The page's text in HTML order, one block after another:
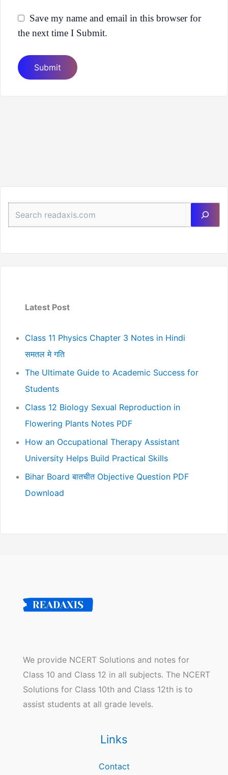
Save my name and email in this browser for
the next time I Submit.
Latest Post
Class 11 Physics Chapter 3 Notes in Hindi
समतल मे गति
The Ultimate Guide to Academic Success for
Students
Class 12 Biology Sexual Reproduction in
Flowering Plants Notes PDF
How an Occupational Therapy Assistant
University Helps Build Practical Skills
Bihar Board बातचीत Objective Question PDF
Download
We provide NCERT Solutions and notes for
Class 10 and Class 12 in all subjects. The NCERT
Solutions for Class 10th and Class 12th is to
assist students at all grade levels.
Links
Contact